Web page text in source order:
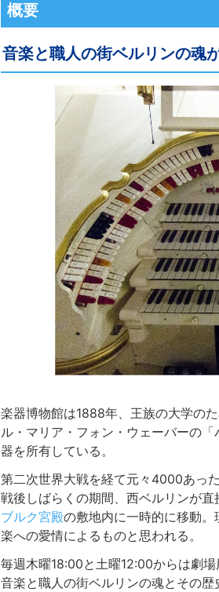
概要
音楽と職人の街ベルリンの魂
楽器博物館は1888年、王族の大学の
ル・マリア・フォン・ウェーバーの
器を所有している。
第二次世界大戦を経て元々4000あっ
戦後しばらくの期間、西ベルリンが直
ブルク宮殿の敷地内に一時的に移動
楽への愛情によるものと思われる。
毎週木曜18:00と土曜12:00からは劇場
音楽と職人の街ベルリンの魂とその歴